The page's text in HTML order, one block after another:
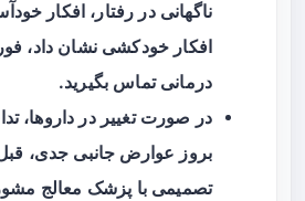
ناگهانی در رفتار، افکار
افکار خودکشی نشان داد،
درمانی تماس بگیرید.
در صورت تغییر در داروها،
بروز عوارض جانبی جدی،
تصمیمی با پزشک معالج